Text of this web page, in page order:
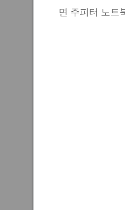
면 주피터 노트